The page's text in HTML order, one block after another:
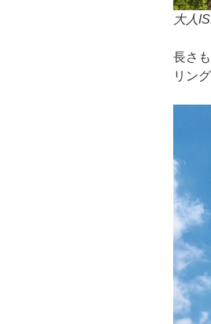
大人
長さ
リン